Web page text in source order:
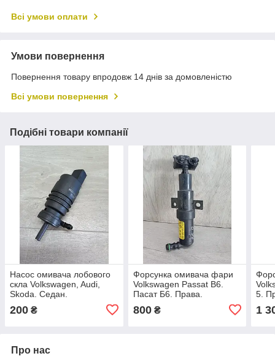
Всі умови оплати
Умови повернення
Повернення товару впродовж 14 днів за домовленістю
Всі умови повернення
Подібні товари компанії
Насос омивача лобового
скла Volkswagen, Audi,
Skoda. Седан.
3028149.Насос омивача
лобового скла Volkswagen,
200 ₴
Форсунка омивача фари
Volkswagen Passat B6.
Пасат Б6. Права.
800₴
5.
1
Про нас